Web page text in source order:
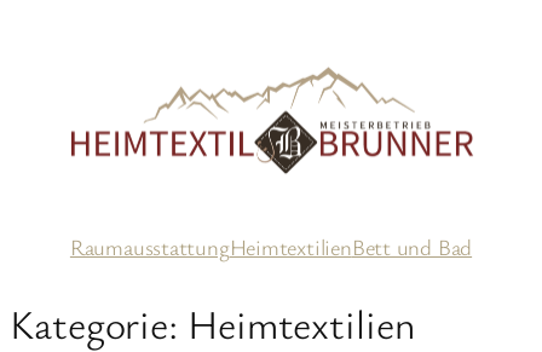
RaumausstattungHeimtextilienBett und Bad
Kategorie: Heimtextilien